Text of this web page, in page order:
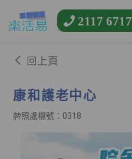
2117 6717
回上頁
康和護老中心
牌照處檔號：0318